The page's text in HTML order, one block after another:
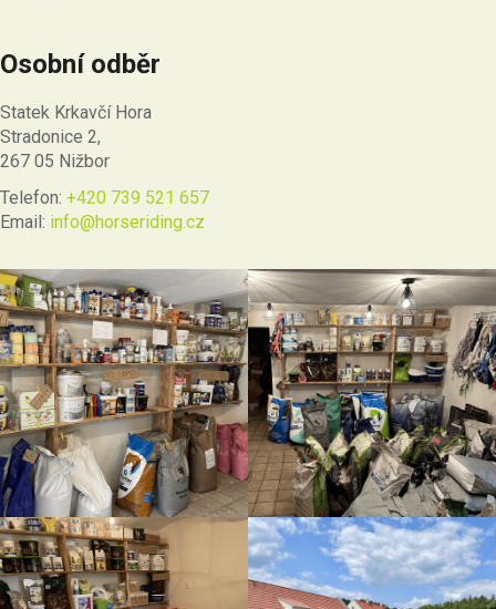
Osobní odběr
Statek Krkavčí Hora
Stradonice 2,
267 05 Nižbor
Telefon: +420 739 521 657
Email: info@horseriding.cz